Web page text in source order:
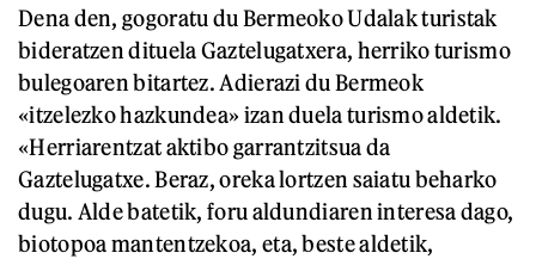
Dena den, gogoratu du Bermeoko Udalak turistak
bideratzen dituela Gaztelugatxera, herriko turismo
bulegoaren bitartez. Adierazi du Bermeok
«itzelezko hazkundea» izan duela turismo aldetik.
«Herriarentzat aktibo garrantzitsua da
Gaztelugatxe. Beraz, oreka lortzen saiatu beharko
dugu. Alde batetik, foru aldundiaren interesa dago,
biotopoa mantentzekoa, eta, beste aldetik,